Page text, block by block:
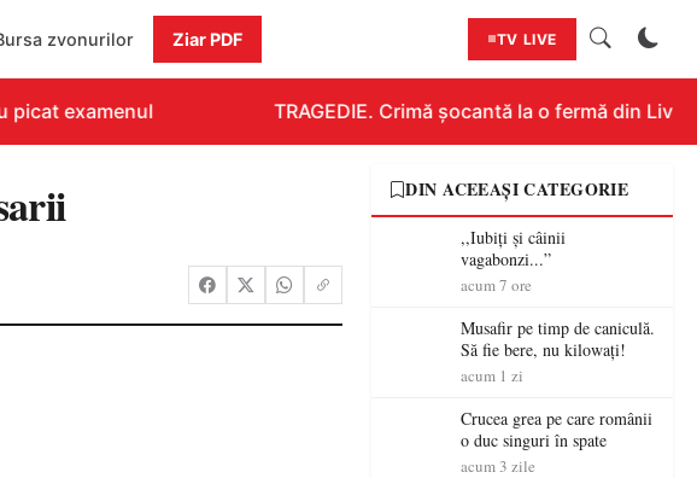
zvonurilor Ziar PDF TV LIVE
examenul TRAGEDIE. Crimă șocantă la o fermă din
DIN ACEEAȘI CATEGORIE
,,Iubiți și câinii
vagabonzi...”
acum 7 ore
Musafir pe timp de caniculă.
Să fie bere, nu kilowați!
acum 1 zi
Crucea grea pe care românii
o duc singuri în spate
acum 3 zile